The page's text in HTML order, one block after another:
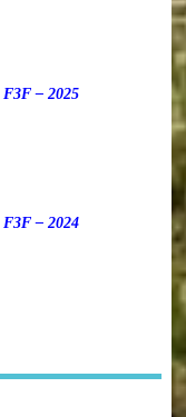
F3F – 2025
F3F – 2024